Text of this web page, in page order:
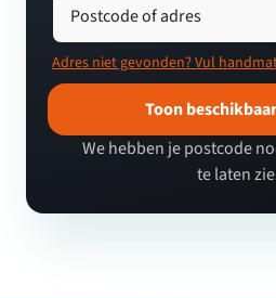
Postcode of adres
Adres niet gevonden? Vul
Toon
We hebben je postcode
te laten